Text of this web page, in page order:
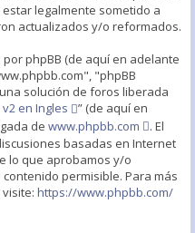
legalmente sometido a
actualizados y/o reformados.
phpBB (de aquí en adelante
"phpBB
solución de foros liberada
en Ingles
” (de aquí en
de www.phpbb.com
. El
basadas en Internet
lo que aprobamos y/o
permisible. Para más
https://www.phpbb.com/